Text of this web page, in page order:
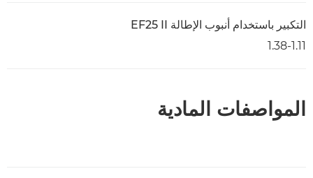
التكبير باستخدام أنبوب الإطالة EF25 II
1.38-1.11
المواصفات المادية